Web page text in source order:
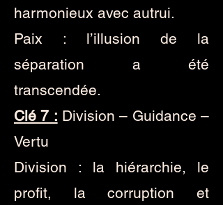
harmonieux avec autrui.
Paix : l’illusion de la
séparation a été
transcendée.
Clé 7 : Division – Guidance –
Vertu
Division : la hiérarchie, le
profit, la corruption et